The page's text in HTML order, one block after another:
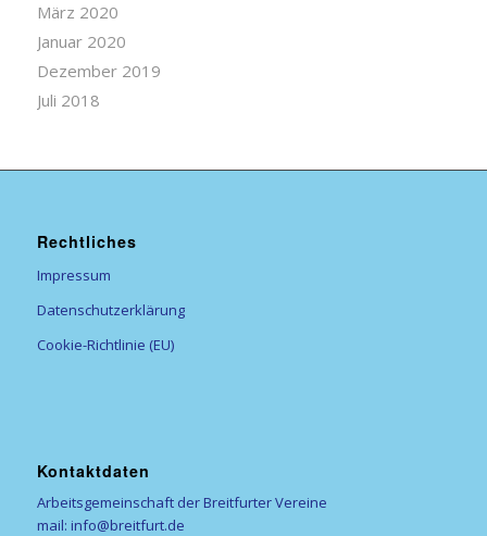
März 2020
Januar 2020
Dezember 2019
Juli 2018
Rechtliches
Impressum
Datenschutzerklärung
Cookie-Richtlinie (EU)
Kontaktdaten
Arbeitsgemeinschaft der Breitfurter Vereine
mail: info@breitfurt.de